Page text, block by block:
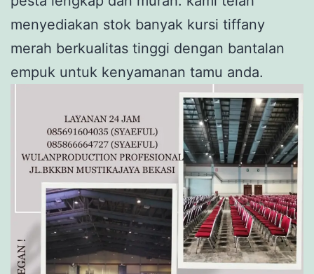
menyediakan stok banyak kursi tiffany
merah berkualitas tinggi dengan bantalan
empuk untuk kenyamanan tamu anda.